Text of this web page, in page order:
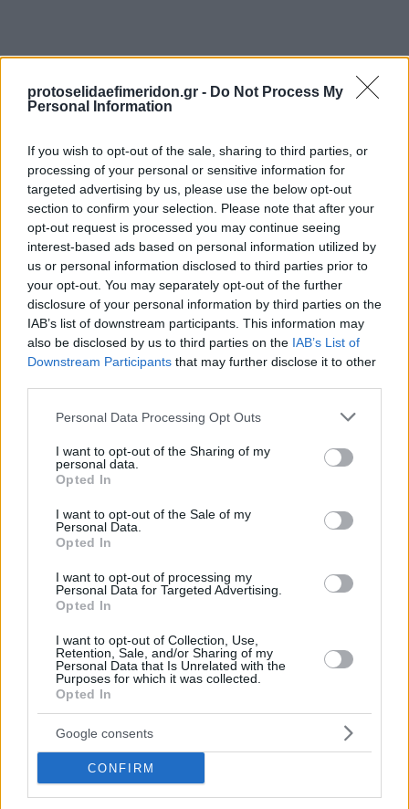
protoselidaefimeridon.gr - Do Not Process My
Personal Information
If you wish to opt-out of the sale, sharing to third parties, or
processing of your personal or sensitive information for
targeted advertising by us, please use the below opt-out
section to confirm your selection. Please note that after your
opt-out request is processed you may continue seeing
interest-based ads based on personal information utilized by
us or personal information disclosed to third parties prior to
your opt-out. You may separately opt-out of the further
disclosure of your personal information by third parties on the
IAB’s list of downstream participants. This information may
also be disclosed by us to third parties on the IAB’s List of
Downstream Participants that may further disclose it to other
Please note that this website/app uses one or more Google
not limited to your visit or usage behaviour. You may click to
grant or deny consent to Google and its third-party tags to
use your data for below specified purposes in below Google
consent section.
Personal Data Processing Opt Outs
I want to opt-out of the Sharing of my
personal data.
Opted In
I want to opt-out of the Sale of my
Personal Data.
Opted In
I want to opt-out of processing my
Personal Data for Targeted Advertising.
Opted In
I want to opt-out of Collection, Use,
Retention, Sale, and/or Sharing of my
Personal Data that Is Unrelated with the
Purposes for which it was collected.
Opted In
Google consents
CONFIRM
Επόμενη
Ελεύθερος Τύπος
Κοινοποιήστε
Επόμενη
Ελεύθερος Τύπος